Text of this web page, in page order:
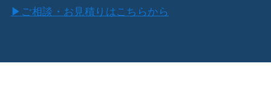
▶ご相談・お見積りはこちらから